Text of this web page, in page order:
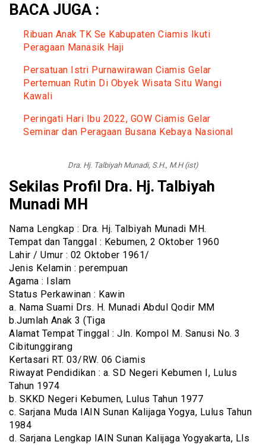
BACA JUGA :
Ribuan Anak TK Se Kabupaten Ciamis Ikuti
Peragaan Manasik Haji
Persatuan Istri Purnawirawan Ciamis Gelar
Pertemuan Rutin Di Obyek Wisata Situ Wangi
Kawali
Peringati Hari Ibu 2022, GOW Ciamis Gelar
Seminar dan Peragaan Busana Kebaya Nasional
Dra. Hj. Talbiyah Munadi, S.H., M.H (ist)
Sekilas Profil Dra. Hj. Talbiyah
Munadi MH
Nama Lengkap : Dra. Hj. Talbiyah Munadi MH.
Tempat dan Tanggal : Kebumen, 2 Oktober 1960
Lahir / Umur : 02 Oktober 1961/
Jenis Kelamin : perempuan
Agama : Islam
Status Perkawinan : Kawin
a. Nama Suami Drs. H. Munadi Abdul Qodir MM
b.Jumlah Anak 3 (Tiga
Alamat Tempat Tinggal : Jln. Kompol M. Sanusi No. 3
Cibitunggirang
Kertasari RT. 03/RW. 06 Ciamis
Riwayat Pendidikan : a. SD Negeri Kebumen I, Lulus
Tahun 1974
b. SKKD Negeri Kebumen, Lulus Tahun 1977
c. Sarjana Muda IAIN Sunan Kalijaga Yogya, Lulus Tahun
1984
d. Sarjana Lengkap IAIN Sunan Kalijaga Yogyakarta, Lls